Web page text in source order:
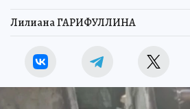
Лилиана ГАРИФУЛЛИНА